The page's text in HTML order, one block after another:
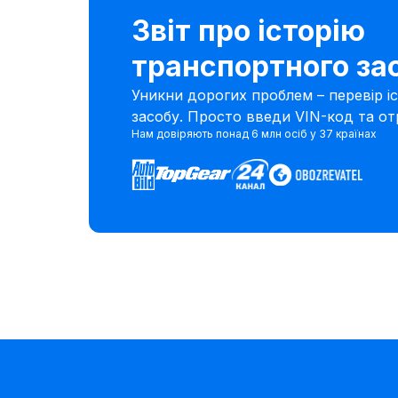
Звіт про історію
транспортного
Уникни дорогих проблем – перевір
засобу. Просто введи VIN-код та
Нам довіряють понад 6 млн осіб у 37 країнах